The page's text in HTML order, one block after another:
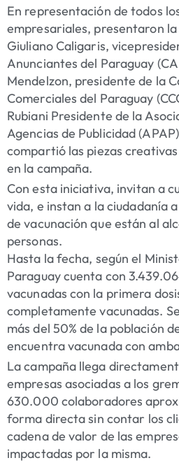
En representación de todos
empresariales, presentaron la
Giuliano Caligaris,
Anunciantes del Paraguay
Mendelzon, presidente de la
Comerciales del Paraguay
Rubiani Presidente de la
Agencias de Publicidad
compartió las piezas
en la campaña.
Con esta iniciativa, invitan a
vida, e instan a la ciudadanía
de vacunación que están al
personas.
Hasta la fecha, según el
Paraguay cuenta con
vacunadas con la primera
completamente vacunadas.
más del 50% de la población
encuentra vacunada con
La campaña llega
empresas asociadas a los
630.000 colaboradores
forma directa sin contar los
cadena de valor de las
impactadas por la misma.